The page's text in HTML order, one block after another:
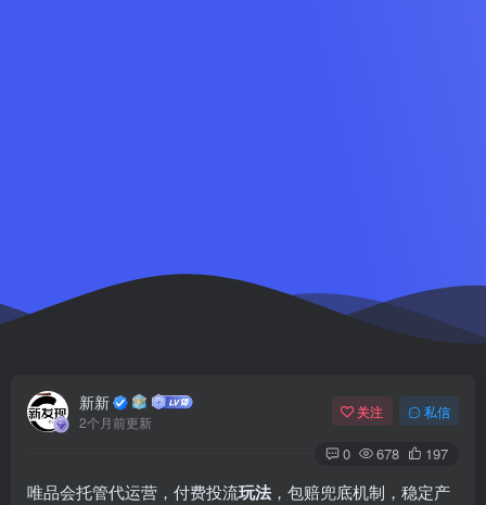
新新
2个月前更新
关注 私信
0 678 197
唯品会托管代运营，付费投流玩法，包赔兜底机制，稳定产